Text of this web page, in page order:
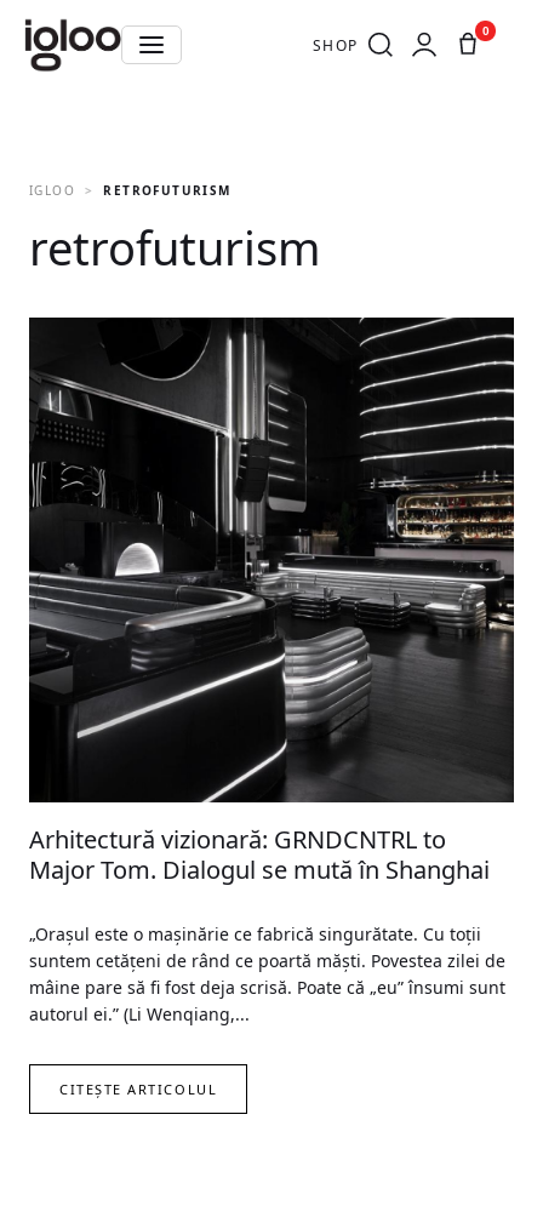
SHOP
0
IGLOO RETROFUTURISM
retrofuturism
Arhitectură vizionară: GRNDCNTRL to
Major Tom. Dialogul se mută în Shanghai
„Oraşul este o maşinărie ce fabrică singurătate. Cu toţii
suntem cetăţeni de rând ce poartă măşti. Povestea zilei de
mâine pare să fi fost deja scrisă. Poate că „eu” însumi sunt
autorul ei.” (Li Wenqiang,...
CITEȘTE ARTICOLUL